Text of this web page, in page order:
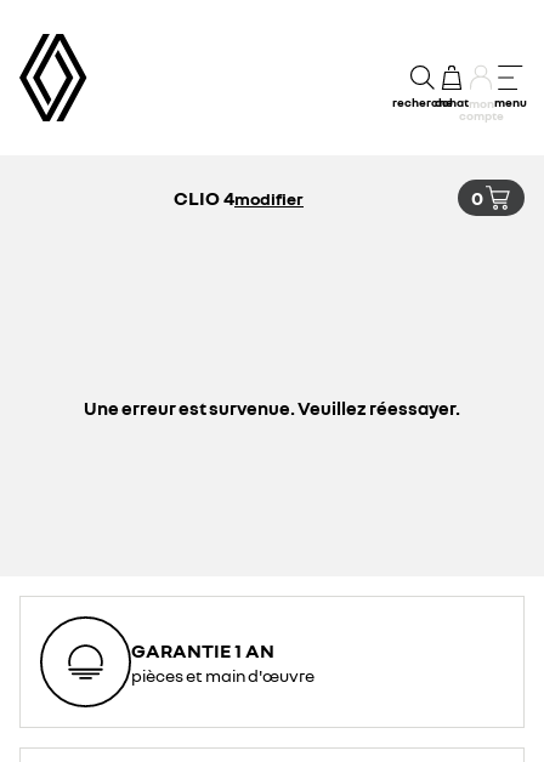
rechercheachatmon
compte
menu
CLIO 4modifier 0
Une erreur est survenue. Veuillez réessayer.
GARANTIE 1 AN
pièces et main d'œuvre